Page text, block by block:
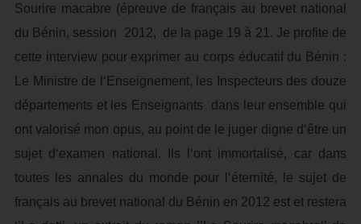
Sourire macabre (épreuve de français au brevet national
du Bénin, session 2012, de la page 19 à 21. Je profite de
cette interview pour exprimer au corps éducatif du Bénin :
Le Ministre de l‘Enseignement, les Inspecteurs des douze
départements et les Enseignants dans leur ensemble qui
ont valorisé mon opus, au point de le juger digne d‘être un
sujet d‘examen national. Ils l‘ont immortalisé, car dans
toutes les annales du monde pour l‘éternité, le sujet de
français au brevet national du Bénin en 2012 est et restera